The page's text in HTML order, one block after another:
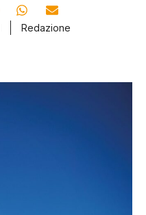
Redazione